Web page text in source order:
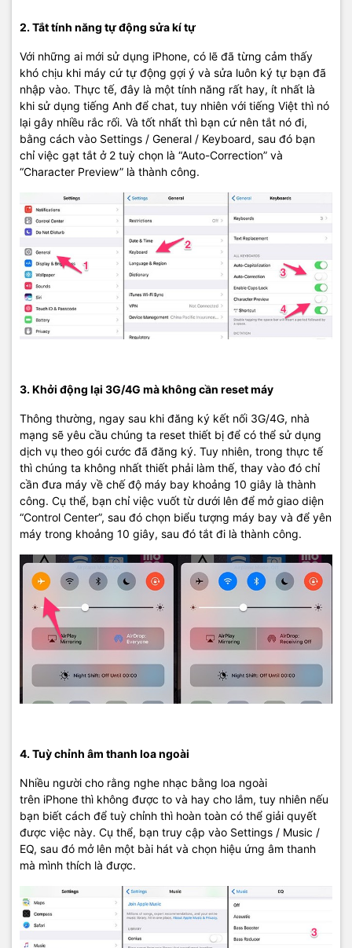
2. Tắt tính năng tự động sửa kí tự
Với những ai mới sử dụng iPhone, có lẽ đã từng cảm thấy
khó chịu khi máy cứ tự động gợi ý và sửa luôn ký tự bạn đã
nhập vào. Thực tế, đây là một tính năng rất hay, ít nhất là
khi sử dụng tiếng Anh để chat, tuy nhiên với tiếng Việt thì nó
lại gây nhiều rắc rối. Và tốt nhất thì bạn cứ nên tắt nó đi,
bằng cách vào Settings / General / Keyboard, sau đó bạn
chỉ việc gạt tắt ở 2 tuỳ chọn là “Auto-Correction” và
“Character Preview” là thành công.
3. Khởi động lại 3G/4G mà không cần reset máy
Thông thường, ngay sau khi đăng ký kết nối 3G/4G, nhà
mạng sẽ yêu cầu chúng ta reset thiết bị để có thể sử dụng
dịch vụ theo gói cước đã đăng ký. Tuy nhiên, trong thực tế
thì chúng ta không nhất thiết phải làm thế, thay vào đó chỉ
cần đưa máy về chế độ máy bay khoảng 10 giây là thành
công. Cụ thể, bạn chỉ việc vuốt từ dưới lên để mở giao diện
“Control Center”, sau đó chọn biểu tượng máy bay và để yên
máy trong khoảng 10 giây, sau đó tắt đi là thành công.
4. Tuỳ chỉnh âm thanh loa ngoài
Nhiều người cho rằng nghe nhạc bằng loa ngoài
trên iPhone thì không được to và hay cho lắm, tuy nhiên nếu
bạn biết cách để tuỳ chỉnh thì hoàn toàn có thể giải quyết
được việc này. Cụ thể, bạn truy cập vào Settings / Music /
EQ, sau đó mở lên một bài hát và chọn hiệu ứng âm thanh
mà mình thích là được.